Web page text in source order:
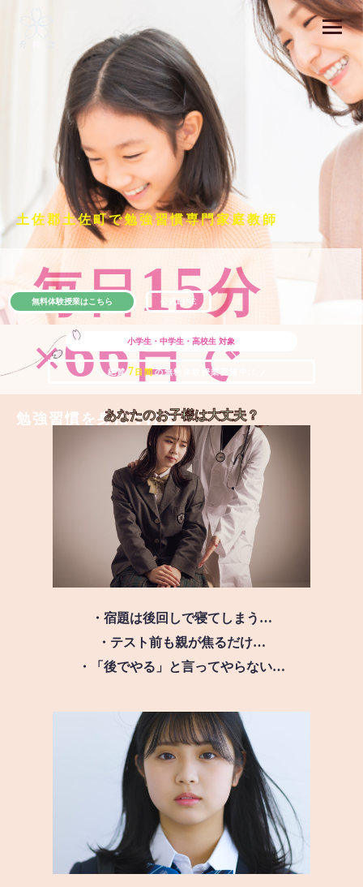
土佐郡土佐町で勉強習慣専門家庭教師
毎日15分
×66日で
勉強習慣を身につける
小学生・中学生・高校生 対象
＼ 絶賛 7 日間の無料体験授業実施中!! ／
無料体験授業はこちら 公式LINE
あなたのお子様は大丈夫？
・宿題は後回しで寝てしまう…
・テスト前も親が焦るだけ…
・「後でやる」と言ってやらない…